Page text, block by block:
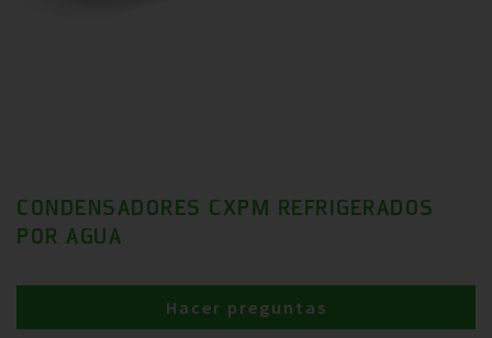
CONDENSADORES CXPM REFRIGERADOS
POR AGUA
Hacer preguntas